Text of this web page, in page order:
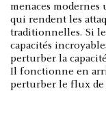
menaces
qui rendent les
traditionnelles. Si le
capacités
perturber la
Il fonctionne en
perturber le flux de